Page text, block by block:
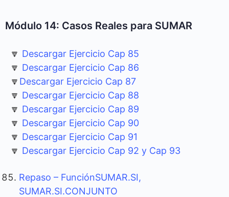
Módulo 14: Casos Reales para SUMAR
🔽 Descargar Ejercicio Cap 85
🔽 Descargar Ejercicio Cap 86
🔽 Descargar Ejercicio Cap 87
🔽 Descargar Ejercicio Cap 88
🔽 Descargar Ejercicio Cap 89
🔽 Descargar Ejercicio Cap 90
🔽 Descargar Ejercicio Cap 91
🔽 Descargar Ejercicio Cap 92 y Cap 93
Repaso – FunciónSUMAR.SI,
SUMAR.SI.CONJUNTO